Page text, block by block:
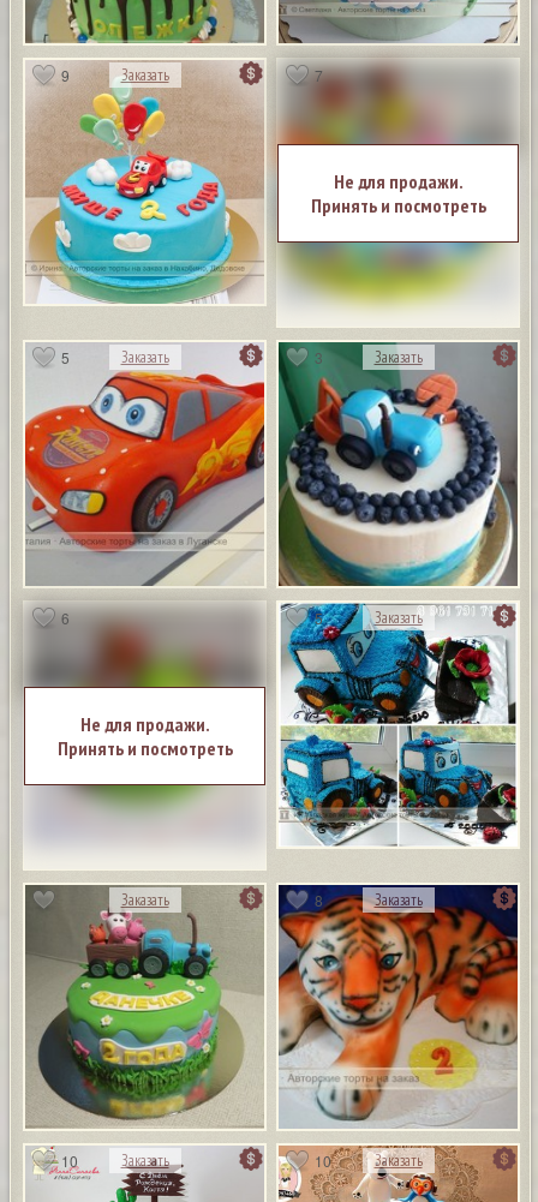
9 Заказать 7
Не для продажи.
Принять и посмотреть
5 Заказать 3 Заказать
6
Не для продажи.
Принять и посмотреть
5 Заказать
Заказать 8 Заказать
10 Заказать 10 Заказать